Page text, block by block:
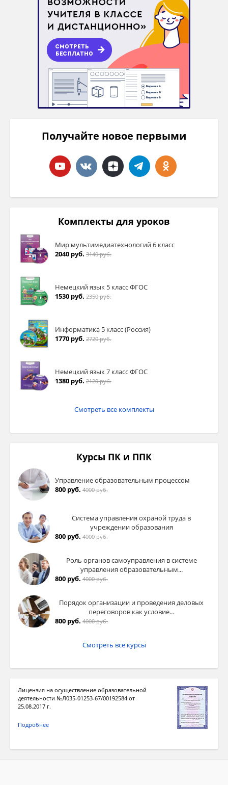
Получайте новое первыми
Комплекты для уроков
Мир мультимедиатехнологий 6 класс
2040 руб. 3140 руб.
Немецкий язык 5 класс ФГОС
1530 руб. 2350 руб.
Информатика 5 класс (Россия)
1770 руб. 2720 руб.
Немецкий язык 7 класс ФГОС
1380 руб. 2120 руб.
Смотреть все комплекты
Курсы ПК и ППК
Управление образовательным процессом
800 руб. 4000 руб.
Система управления охраной труда в
учреждении образования
800 руб. 4000 руб.
Роль органов самоуправления в системе
управления образовательным...
800 руб. 4000 руб.
Порядок организации и проведения деловых
переговоров как условие...
800 руб. 4000 руб.
Смотреть все курсы
Лицензия на осуществление образовательной
деятельности №Л035-01253-67/00192584 от
25.08.2017 г.
Подробнее